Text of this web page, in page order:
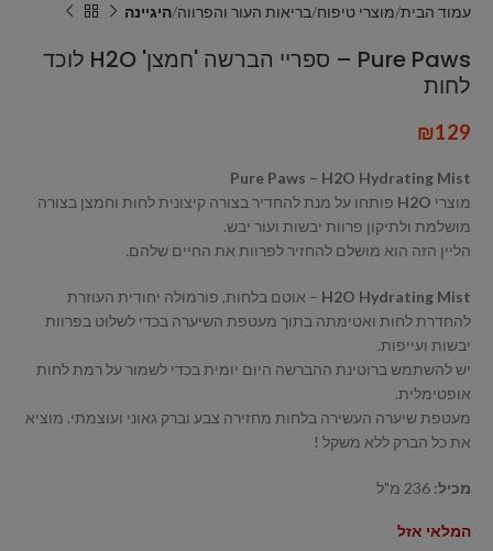
עמוד הבית מוצרי טיפוח בריאות העור והפרווה היגיינה
Pure Paws – ספריי הברשה 'חמצן' H2O לוכד
לחות
₪129
Pure Paws – H2O Hydrating Mist
מוצרי H2O פותחו על מנת להחדיר בצורה קיצונית לחות וחמצן בצורה
מושלמת ולתיקון פרוות יבשות ועור יבש.
הליין הזה הוא מושלם להחזיר לפרוות את החיים שלהם.
H2O Hydrating Mist – אוטם בלחות, פורמולה יחודית העוזרת
להחדרת לחות ואטימתה בתוך מעטפת השיערה בכדי לשלוט בפרוות
יבשות ועייפות.
יש להשתמש ברוטינת ההברשה היום יומית בכדי לשמור על רמת לחות
אופטימלית.
מעטפת שיערה העשירה בלחות מחזירה צבע וברק גאוני ועוצמתי. מוציא
את כל הברק ללא משקל !
מכיל: 236 מ"ל
המלאי אזל